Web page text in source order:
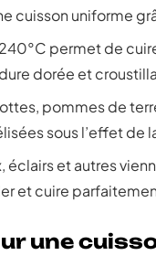
cuisson uniforme
permet de
dorée et
pommes de
sous l’effet de
éclairs et autres
et cuire
une